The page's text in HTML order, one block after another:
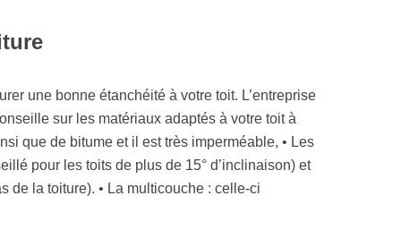
une bonne étanchéité à votre toit. L’entreprise
sur les matériaux adaptés à votre toit à
que de bitume et il est très imperméable, • Les
pour les toits de plus de 15° d’inclinaison) et
de la toiture). • La multicouche : celle-ci